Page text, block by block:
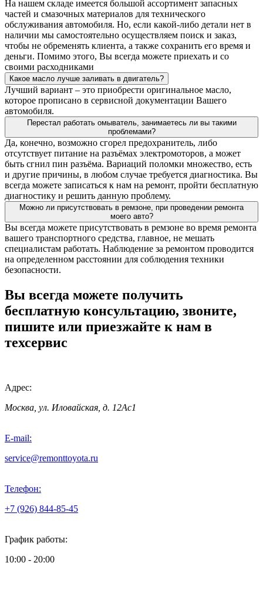
На нашем складе имеется большой ассортимент запасных
частей и смазочных материалов для технического
обслуживания автомобиля. Но, если какой-либо детали нет в
наличии мы самостоятельно осуществляем поиск и заказ,
чтобы не обременять клиента, а также сохранить его время и
деньги. Помимо этого, Вы всегда можете приехать и со
своими расходниками
Какое масло лучше заливать в двигатель?
Лучший вариант – это приобрести оригинальное масло,
которое прописано в сервисной документации Вашего
автомобиля.
Перестал работать омыватель, занимаетесь ли вы такими
проблемами?
Да, конечно, возможно сгорел предохранитель, либо
отсутствует питание на разъёмах электромоторов, а может
быть сгнил пин разъёма. Вариаций поломки множество, есть
и другие причины, в любом случае требуется диагностика. Вы
всегда можете записаться к нам на ремонт, пройти бесплатную
диагностику и решить данную проблему.
Можно ли присутствовать в ремзоне, при проведении ремонта
моего авто?
Вы всегда можете присутствовать в ремзоне во время ремонта
вашего транспортного средства, главное, не мешать
специалистам работать. Наблюдение за ремонтом проводится
на определенном расстоянии для соблюдения техники
безопасности.
Вы всегда можете получить
бесплатную консультацию, звоните,
пишите или приезжайте к нам в
техсервис
Адрес:
Москва, ул. Иловайская, д. 12Ас1
E-mail:
service@remonttoyota.ru
Телефон:
+7 (926) 844-85-45
График работы:
10:00 - 20:00